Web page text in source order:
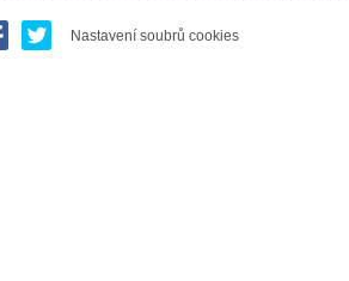
Nastavení soubrů cookies